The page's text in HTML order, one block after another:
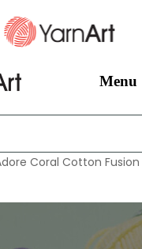
Menu
Coral Cotton Fusion